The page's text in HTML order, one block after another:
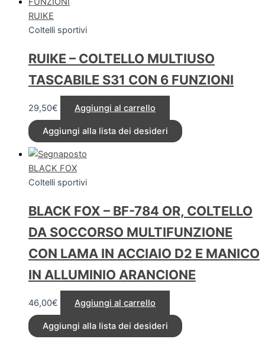
RUIKE
Coltelli sportivi
RUIKE – COLTELLO MULTIUSO
TASCABILE S31 CON 6 FUNZIONI
29,50€ Aggiungi al carrello
Aggiungi alla lista dei desideri
BLACK FOX
Coltelli sportivi
BLACK FOX – BF-784 OR, COLTELLO
DA SOCCORSO MULTIFUNZIONE
CON LAMA IN ACCIAIO D2 E MANICO
IN ALLUMINIO ARANCIONE
46,00€ Aggiungi al carrello
Aggiungi alla lista dei desideri